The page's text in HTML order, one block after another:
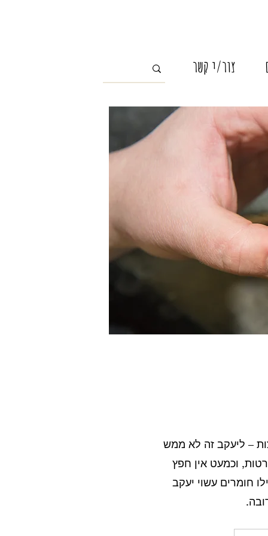
צור/י קשר
– ליעקב זה לא ממש
וכמעט אין חפץ
חומרים עשוי יעקב